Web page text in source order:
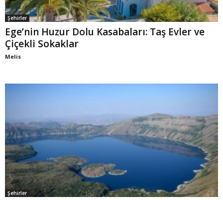
Şehirler
Ege’nin Huzur Dolu Kasabaları: Taş Evler ve
Çiçekli Sokaklar
Melis
Şehirler